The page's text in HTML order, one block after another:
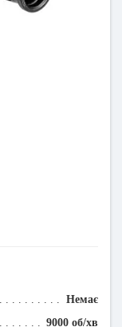
Немає
9000 об/хв